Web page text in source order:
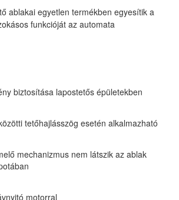
ablakai egyetlen termékben egyesítik a
funkcióját az automata
biztosítása lapostetős épületekben
tetőhajlásszög esetén alkalmazható
mechanizmus nem látszik az ablak
motorral